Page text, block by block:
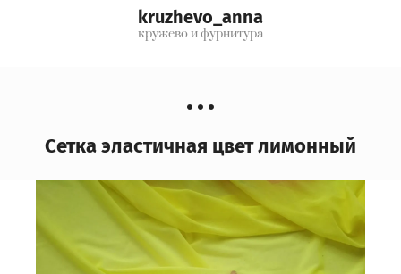
kruzhevo_anna
кружево и фурнитура
Сетка эластичная цвет лимонный